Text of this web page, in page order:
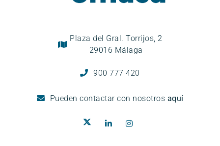
Plaza del Gral. Torrijos, 2
29016 Málaga
900 777 420
Pueden contactar con nosotros aquí